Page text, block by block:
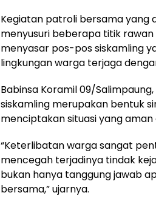
Kegiatan patroli bersama yang
menyusuri beberapa titik
menyasar pos-pos siskamling
lingkungan warga terjaga
Babinsa Koramil 09/
siskamling merupakan bentuk
menciptakan situasi yang
“Keterlibatan warga sangat
mencegah terjadinya tindak
bukan hanya tanggung jawab
bersama,” ujarnya.